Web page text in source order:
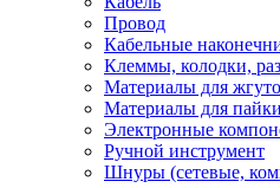
Провод
Кабельные
Клеммы, колодки,
Материалы для
Материалы для пайки
Электронные
Ручной инструмент
Шнуры (сетевые,